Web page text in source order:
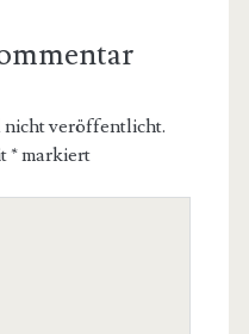
veröffentlicht.
*markiert